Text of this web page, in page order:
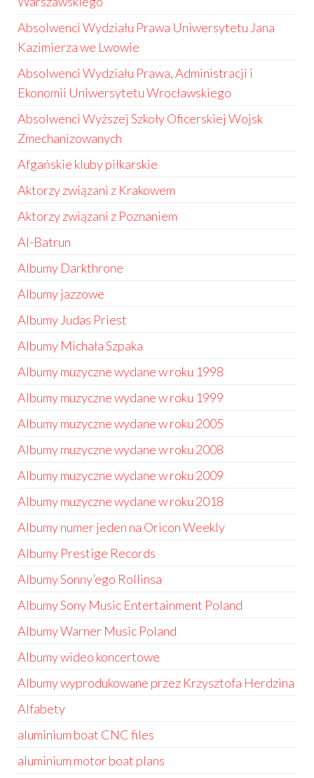
Absolwenci Wydziału Prawa Uniwersytetu Jana
Kazimierza we Lwowie
Absolwenci Wydziału Prawa, Administracji i
Ekonomii Uniwersytetu Wrocławskiego
Absolwenci Wyższej Szkoły Oficerskiej Wojsk
Zmechanizowanych
Afgańskie kluby piłkarskie
Aktorzy związani z Krakowem
Aktorzy związani z Poznaniem
Al-Batrun
Albumy Darkthrone
Albumy jazzowe
Albumy Judas Priest
Albumy Michała Szpaka
Albumy muzyczne wydane w roku 1998
Albumy muzyczne wydane w roku 1999
Albumy muzyczne wydane w roku 2005
Albumy muzyczne wydane w roku 2008
Albumy muzyczne wydane w roku 2009
Albumy muzyczne wydane w roku 2018
Albumy numer jeden na Oricon Weekly
Albumy Prestige Records
Albumy Sonny’ego Rollinsa
Albumy Sony Music Entertainment Poland
Albumy Warner Music Poland
Albumy wideo koncertowe
Albumy wyprodukowane przez Krzysztofa Herdzina
Alfabety
aluminium boat CNC files
aluminium motor boat plans